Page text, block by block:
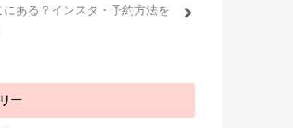
にある？インスタ・予約方法を
ー